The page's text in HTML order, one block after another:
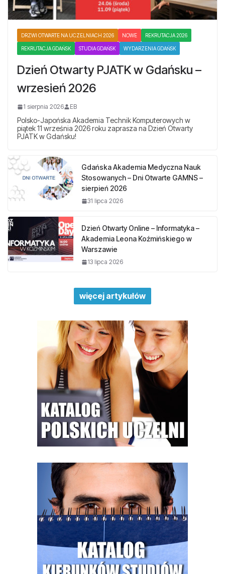
DRZWI OTWARTE NA UCZELNIACH 2026 NOWE REKRUTACJA 2026
REKRUTACJA GDAŃSK STUDIA GDAŃSK WYDARZENIA GDAŃSK
Dzień Otwarty PJATK w Gdańsku –
wrzesień 2026
1 sierpnia 2026 EB
Polsko-Japońska Akademia Technik Komputerowych w
piątek 11 września 2026 roku zaprasza na Dzień Otwarty
PJATK w Gdańsku!
Gdańska Akademia Medyczna Nauk
Stosowanych – Dni Otwarte GAMNS –
sierpień 2026
31 lipca 2026
Dzień Otwarty Online – Informatyka –
Akademia Leona Koźmińskiego w
Warszawie
13 lipca 2026
więcej artykułów